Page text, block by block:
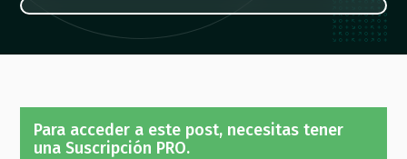
Para acceder a este post, necesitas tener
una Suscripción PRO.